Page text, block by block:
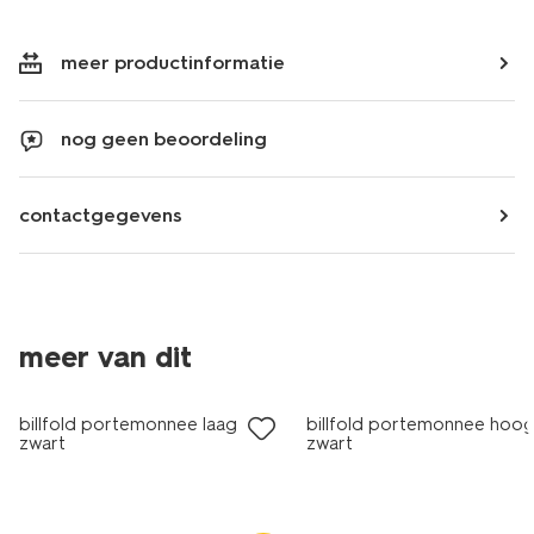
meer productinformatie
nog geen beoordeling
contactgegevens
meer van dit
billfold portemonnee laag leer
zwart
billfold portemonnee
zwart